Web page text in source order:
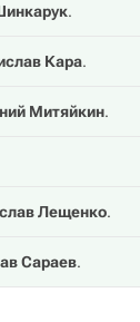
.
Кара.
Митяйкин.
Лещенко.
Сараев.